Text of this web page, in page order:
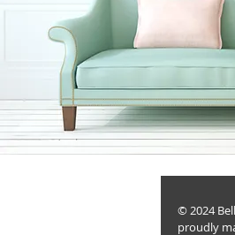
© 2024
proudly